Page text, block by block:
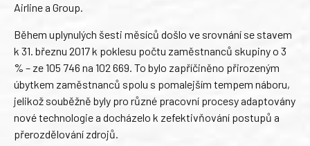
Airline a Group.
Během uplynulých šesti měsíců došlo ve srovnání se stavem
k 31. březnu 2017 k poklesu počtu zaměstnanců skupiny o 3
% – ze 105 746 na 102 669. To bylo zapříčiněno přirozeným
úbytkem zaměstnanců spolu s pomalejším tempem náboru,
jelikož souběžně byly pro různé pracovní procesy adaptovány
nové technologie a docházelo k zefektivňování postupů a
přerozdělování zdrojů.